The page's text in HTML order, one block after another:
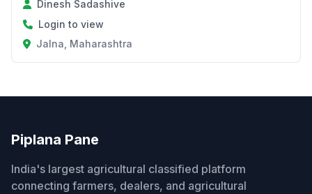
Dinesh Sadashive
Login to view
Jalna, Maharashtra
Piplana Pane
India's largest agricultural classified platform
connecting farmers, dealers, and agricultural